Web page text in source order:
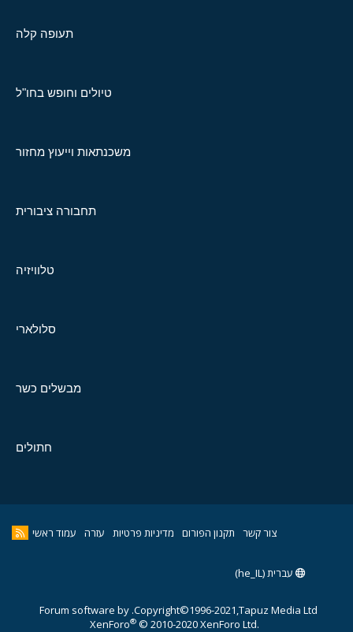
תעופה קלה
טיולים וחופש בחו"ל
משכנתאות וייעוץ מחזור
תחבורה ציבורית
טלוויזיה
סלולארי
מבשלים כשר
חתולים
צור קשר תקנון הפורום מדיניות פרטיות עזרה עמוד ראשי
עברית (he_IL)
Copyright©1996-2021,Tapuz Media Ltd.
Forum software by
XenForo® © 2010-2020 XenForo Ltd.